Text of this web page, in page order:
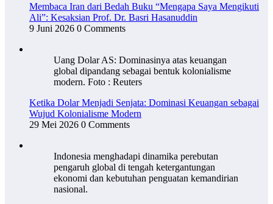
Membaca Iran dari Bedah Buku “Mengapa Saya Mengikuti
Ali”: Kesaksian Prof. Dr. Basri Hasanuddin
9 Juni 2026 0 Comments
Uang Dolar AS: Dominasinya atas keuangan
global dipandang sebagai bentuk kolonialisme
modern. Foto : Reuters
Ketika Dolar Menjadi Senjata: Dominasi Keuangan sebagai
Wujud Kolonialisme Modern
29 Mei 2026 0 Comments
Indonesia menghadapi dinamika perebutan
pengaruh global di tengah ketergantungan
ekonomi dan kebutuhan penguatan kemandirian
nasional.